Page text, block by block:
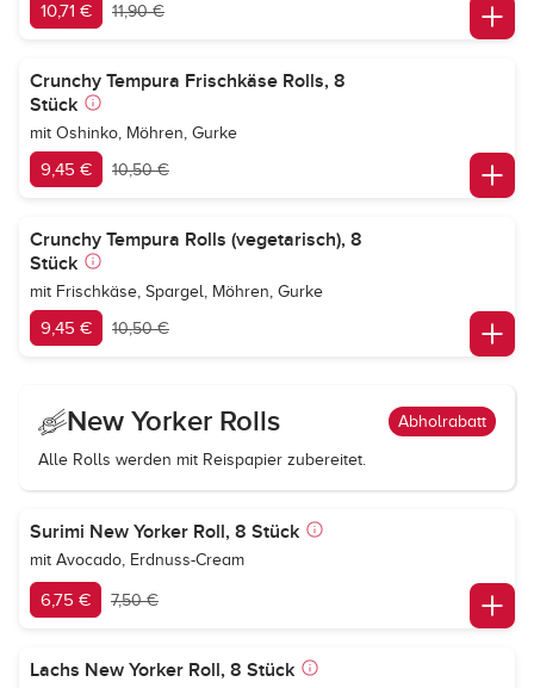
10,71 € 11,90 €
Crunchy Tempura Frischkäse Rolls, 8
Stück
mit Oshinko, Möhren, Gurke
9,45 € 10,50 €
Crunchy Tempura Rolls (vegetarisch), 8
Stück
mit Frischkäse, Spargel, Möhren, Gurke
9,45 € 10,50 €
New Yorker Rolls Abholrabatt
Alle Rolls werden mit Reispapier zubereitet.
Surimi New Yorker Roll, 8 Stück
mit Avocado, Erdnuss-Cream
6,75 € 7,50 €
Lachs New Yorker Roll, 8 Stück